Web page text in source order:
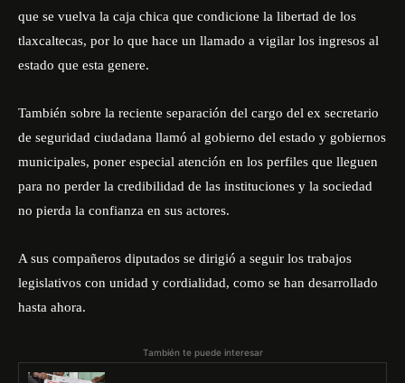
que se vuelva la caja chica que condicione la libertad de los
tlaxcaltecas, por lo que hace un llamado a vigilar los ingresos al
estado que esta genere.
También sobre la reciente separación del cargo del ex secretario
de seguridad ciudadana llamó al gobierno del estado y gobiernos
municipales, poner especial atención en los perfiles que lleguen
para no perder la credibilidad de las instituciones y la sociedad
no pierda la confianza en sus actores.
A sus compañeros diputados se dirigió a seguir los trabajos
legislativos con unidad y cordialidad, como se han desarrollado
hasta ahora.
También te puede interesar